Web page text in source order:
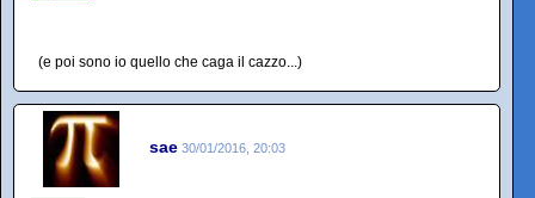
(e poi sono io quello che caga il cazzo...)
sae 30/01/2016, 20:03